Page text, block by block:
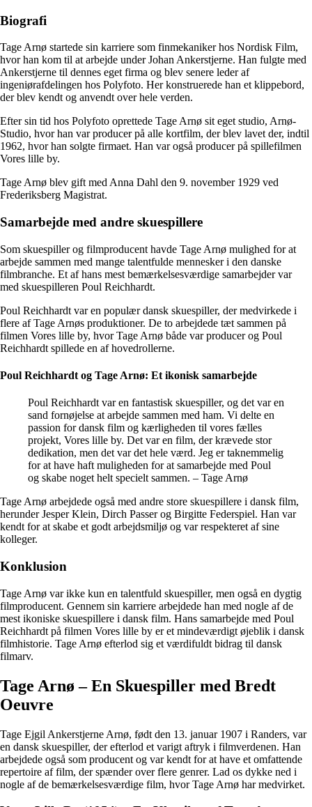
Biografi
Tage Arnø startede sin karriere som finmekaniker hos Nordisk Film,
hvor han kom til at arbejde under Johan Ankerstjerne. Han fulgte med
Ankerstjerne til dennes eget firma og blev senere leder af
ingeniørafdelingen hos Polyfoto. Her konstruerede han et klippebord,
der blev kendt og anvendt over hele verden.
Efter sin tid hos Polyfoto oprettede Tage Arnø sit eget studio, Arnø-
Studio, hvor han var producer på alle kortfilm, der blev lavet der, indtil
1962, hvor han solgte firmaet. Han var også producer på spillefilmen
Vores lille by.
Tage Arnø blev gift med Anna Dahl den 9. november 1929 ved
Frederiksberg Magistrat.
Samarbejde med andre skuespillere
Som skuespiller og filmproducent havde Tage Arnø mulighed for at
arbejde sammen med mange talentfulde mennesker i den danske
filmbranche. Et af hans mest bemærkelsesværdige samarbejder var
med skuespilleren Poul Reichhardt.
Poul Reichhardt var en populær dansk skuespiller, der medvirkede i
flere af Tage Arnøs produktioner. De to arbejdede tæt sammen på
filmen Vores lille by, hvor Tage Arnø både var producer og Poul
Reichhardt spillede en af hovedrollerne.
Poul Reichhardt og Tage Arnø: Et ikonisk samarbejde
Poul Reichhardt var en fantastisk skuespiller, og det var en
sand fornøjelse at arbejde sammen med ham. Vi delte en
passion for dansk film og kærligheden til vores fælles
projekt, Vores lille by. Det var en film, der krævede stor
dedikation, men det var det hele værd. Jeg er taknemmelig
for at have haft muligheden for at samarbejde med Poul
og skabe noget helt specielt sammen. – Tage Arnø
Tage Arnø arbejdede også med andre store skuespillere i dansk film,
herunder Jesper Klein, Dirch Passer og Birgitte Federspiel. Han var
kendt for at skabe et godt arbejdsmiljø og var respekteret af sine
kolleger.
Konklusion
Tage Arnø var ikke kun en talentfuld skuespiller, men også en dygtig
filmproducent. Gennem sin karriere arbejdede han med nogle af de
mest ikoniske skuespillere i dansk film. Hans samarbejde med Poul
Reichhardt på filmen Vores lille by er et mindeværdigt øjeblik i dansk
filmhistorie. Tage Arnø efterlod sig et værdifuldt bidrag til dansk
filmarv.
Tage Arnø – En Skuespiller med Bredt
Oeuvre
Tage Ejgil Ankerstjerne Arnø, født den 13. januar 1907 i Randers, var
en dansk skuespiller, der efterlod et varigt aftryk i filmverdenen. Han
arbejdede også som producent og var kendt for at have et omfattende
repertoire af film, der spænder over flere genrer. Lad os dykke ned i
nogle af de bemærkelsesværdige film, hvor Tage Arnø har medvirket.